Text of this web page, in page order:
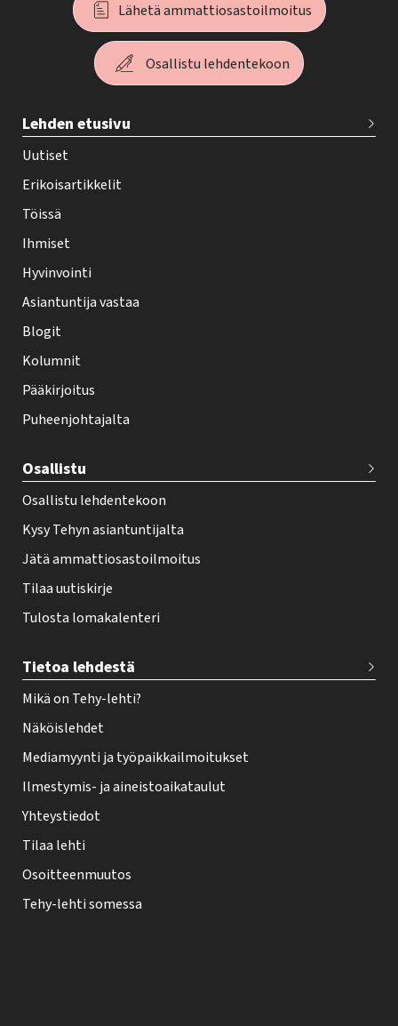
Lähetä ammattiosastoilmoitus
Osallistu lehdentekoon
e
h
y
-
e
h
t
i
f
o
t
r
Lehden etusivu
Uutiset
Erikoisartikkelit
Töissä
Ihmiset
Hyvinvointi
Asiantuntija vastaa
Blogit
Kolumnit
Pääkirjoitus
Puheenjohtajalta
Osallistu
Osallistu lehdentekoon
Kysy Tehyn asiantuntijalta
Jätä ammattiosastoilmoitus
Tilaa uutiskirje
Tulosta lomakalenteri
Tietoa lehdestä
Mikä on Tehy-lehti?
Näköislehdet
Mediamyynti ja työpaikkailmoitukset
Ilmestymis- ja aineistoaikataulut
Yhteystiedot
Tilaa lehti
Osoitteenmuutos
Tehy-lehti somessa